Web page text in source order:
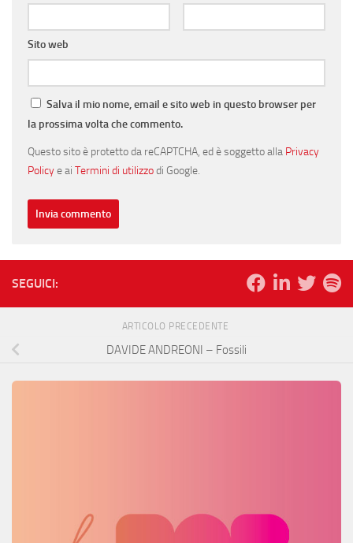
Sito web
Salva il mio nome, email e sito web in questo browser per
la prossima volta che commento.
Questo sito è protetto da reCAPTCHA, ed è soggetto alla Privacy
Policye ai Termini di utilizzodi Google.
SEGUICI:
ARTICOLO PRECEDENTE
DAVIDE ANDREONI – Fossili